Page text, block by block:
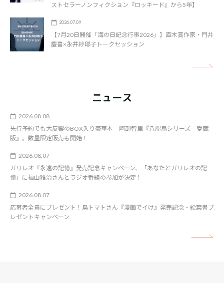
ストセラーノンフィクション『ロッキード』から5年】
2026.07.09
【7月20日開催「海の日記念行事2026」】直木賞作家・門井
慶喜×永井紗耶子トークセッション
ニュース
2026.08.08
先行予約でも大反響のBOX入り豪華本 阿部智里『八咫烏シリーズ 愛蔵
版』。数量限定販売も開始！
2026.08.07
ガリレオ『永遠の記憶』発売記念キャンペーン、「あなたとガリレオの記
憶」に福山雅治さんとラジオ番組の参加が決定！
2026.08.07
応募者全員にプレゼント！鳥トマトさん『漫画でイけ』発売記念・絵葉書プ
レゼントキャンペーン